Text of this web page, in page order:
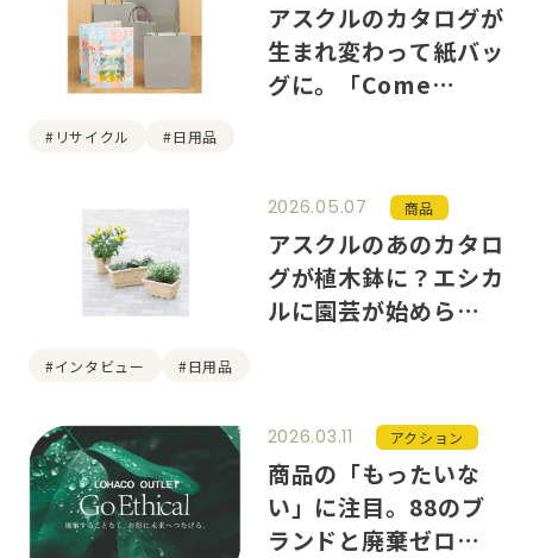
アスクルのカタログが
生まれ変わって紙バッ
グに。「Come
#リサイクル #日用品
商品
2026.05.07
アスクルのあのカタロ
グが植木鉢に？エシカ
ルに園芸が始められる
#インタビュー #日用品
アクション
2026.03.11
商品の「もったいな
い」に注目。88のブ
ランドと廃棄ゼロを目